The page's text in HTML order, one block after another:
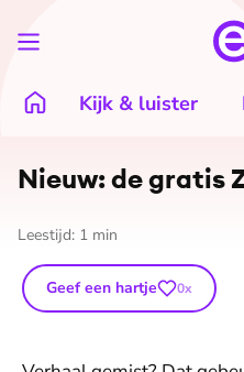
Kijk & luister
Nieuw: de gratis
Leestijd: 1 min
Geef een hartje 0x